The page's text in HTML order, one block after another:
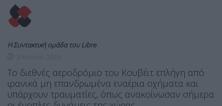
Η Συντακτική ομάδα του Libre
Το διεθνές αεροδρόμιο του Κουβέιτ επλήγη από
ιρανικά μη επανδρωμένα εναέρια οχήματα και
υπάρχουν τραυματίες, όπως ανακοίνωσαν σήμερα